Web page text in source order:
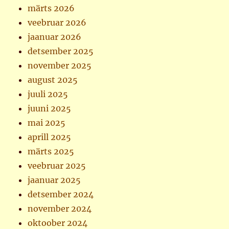
märts 2026
veebruar 2026
jaanuar 2026
detsember 2025
november 2025
august 2025
juuli 2025
juuni 2025
mai 2025
aprill 2025
märts 2025
veebruar 2025
jaanuar 2025
detsember 2024
november 2024
oktoober 2024